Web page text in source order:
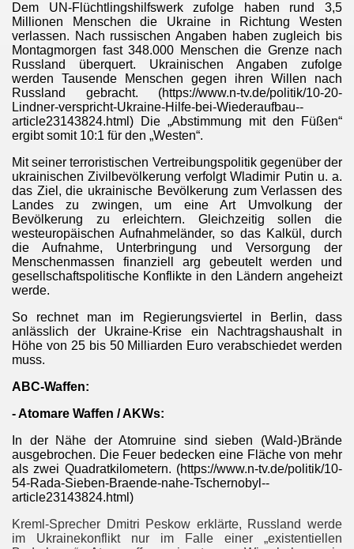
Dem UN-Flüchtlingshilfswerk zufolge haben rund 3,5
Millionen Menschen die Ukraine in Richtung Westen
verlassen. Nach russischen Angaben haben zugleich bis
Montagmorgen fast 348.000 Menschen die Grenze nach
Russland überquert. Ukrainischen Angaben zufolge
werden Tausende Menschen gegen ihren Willen nach
Russland gebracht. (https://www.n-tv.de/politik/10-20-
Lindner-verspricht-Ukraine-Hilfe-bei-Wiederaufbau--
article23143824.html) Die „Abstimmung mit den Füßen“
ergibt somit 10:1 für den „Westen“.
Mit seiner terroristischen Vertreibungspolitik gegenüber der
ukrainischen Zivilbevölkerung verfolgt Wladimir Putin u. a.
das Ziel, die ukrainische Bevölkerung zum Verlassen des
Landes zu zwingen, um eine Art Umvolkung der
Bevölkerung zu erleichtern. Gleichzeitig sollen die
westeuropäischen Aufnahmeländer, so das Kalkül, durch
die Aufnahme, Unterbringung und Versorgung der
Menschenmassen finanziell arg gebeutelt werden und
gesellschaftspolitische Konflikte in den Ländern angeheizt
werde.
So rechnet man im Regierungsviertel in Berlin, dass
anlässlich der Ukraine-Krise ein Nachtragshaushalt in
Höhe von 25 bis 50 Milliarden Euro verabschiedet werden
muss.
ABC-Waffen:
- Atomare Waffen / AKWs:
In der Nähe der Atomruine sind sieben (Wald-)Brände
ausgebrochen. Die Feuer bedecken eine Fläche von mehr
als zwei Quadratkilometern. (https://www.n-tv.de/politik/10-
54-Rada-Sieben-Braende-nahe-Tschernobyl--
article23143824.html)
Kreml-Sprecher Dmitri Peskow erklärte, Russland werde
im Ukrainekonflikt nur im Falle einer „existentiellen